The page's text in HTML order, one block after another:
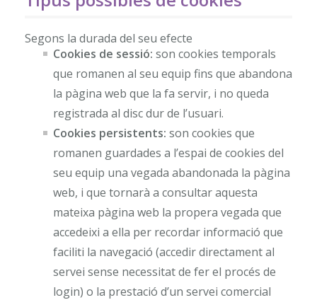
Segons la durada del seu efecte
Cookies de sessió: son cookies temporals
que romanen al seu equip fins que abandona
la pàgina web que la fa servir, i no queda
registrada al disc dur de l’usuari.
Cookies persistents: son cookies que
romanen guardades a l’espai de cookies del
seu equip una vegada abandonada la pàgina
web, i que tornarà a consultar aquesta
mateixa pàgina web la propera vegada que
accedeixi a ella per recordar informació que
faciliti la navegació (accedir directament al
servei sense necessitat de fer el procés de
login) o la prestació d’un servei comercial